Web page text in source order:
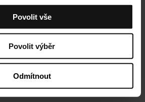
Povolit vše
Povolit výběr
Odmítnout